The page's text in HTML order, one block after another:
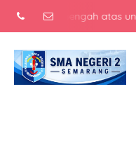
menengah atas